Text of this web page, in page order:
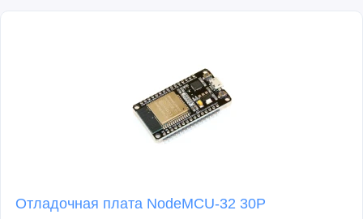
Отладочная плата NodeMCU-32 30P